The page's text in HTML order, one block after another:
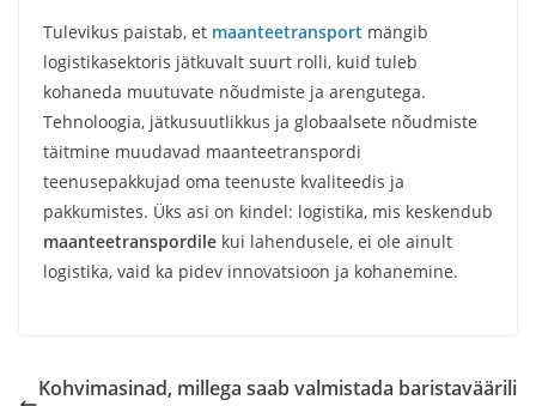
Tulevikus paistab, et maanteetransport mängib
logistikasektoris jätkuvalt suurt rolli, kuid tuleb
kohaneda muutuvate nõudmiste ja arengutega.
Tehnoloogia, jätkusuutlikkus ja globaalsete nõudmiste
täitmine muudavad maanteetranspordi
teenusepakkujad oma teenuste kvaliteedis ja
pakkumistes. Üks asi on kindel: logistika, mis keskendub
maanteetranspordile kui lahendusele, ei ole ainult
logistika, vaid ka pidev innovatsioon ja kohanemine.
Kohvimasinad, millega saab valmistada baristaväärili